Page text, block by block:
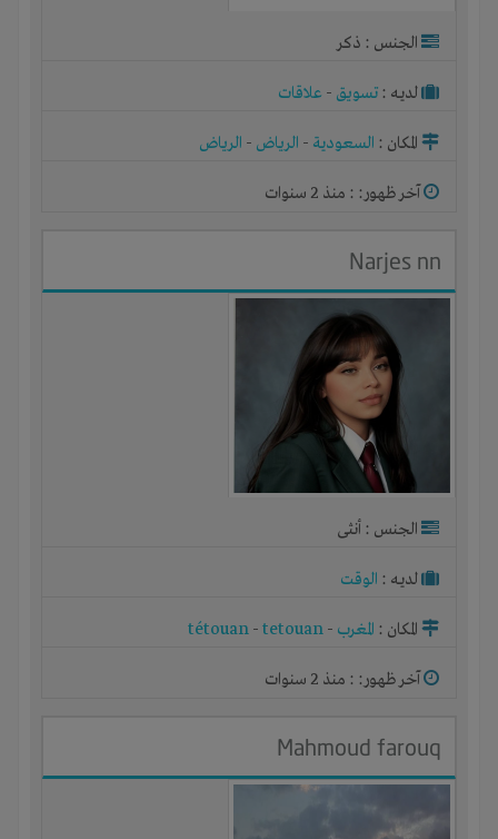
الجنس : ذكر
لديـه : تسويق - علاقات
المكان : السعودية - الرياض - الرياض
آخر ظهور: : منذ 2 سنوات
Narjes nn
الجنس : أنثى
لديـه : الوقت
المكان : المغرب -
tétouan -tetouan
آخر ظهور: : منذ 2 سنوات
Mahmoud farouq